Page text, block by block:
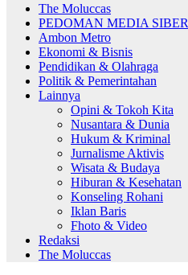
The Moluccas
PEDOMAN MEDIA SIBER
Ambon Metro
Ekonomi & Bisnis
Pendidikan & Olahraga
Politik & Pemerintahan
Lainnya
Opini & Tokoh Kita
Nusantara & Dunia
Hukum & Kriminal
Jurnalisme Aktivis
Wisata & Budaya
Hiburan & Kesehatan
Konseling Rohani
Iklan Baris
Fhoto & Video
Redaksi
The Moluccas